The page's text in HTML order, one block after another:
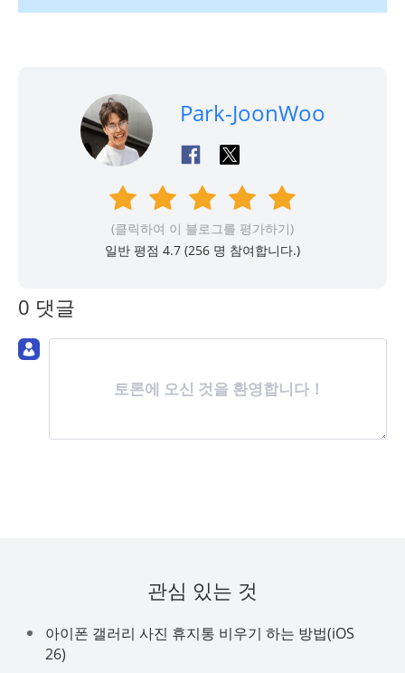
Park-JoonWoo
(클릭하여 이 블로그를 평가하기)
일반 평점 4.7 (256 명 참여합니다.)
0 댓글
토론에 오신 것을 환영합니다！
관심 있는 것
아이폰 갤러리 사진 휴지통 비우기 하는 방법(iOS
26)